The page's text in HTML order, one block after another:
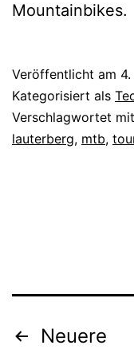
Mountainbikes.
Veröffentlicht am
Kategorisiert als
Verschlagwortet mit
lauterberg, mtb,
Neuere